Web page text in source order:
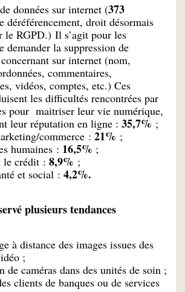
données sur internet (373
déréférencement, droit désormais
le RGPD.) Il s’agit pour les
demander la suppression de
sur internet (nom,
commentaires,
vidéos, comptes, etc.) Ces
les difficultés rencontrées par
pour maitriser leur vie numérique,
leur réputation en ligne : 35,7% ;
commerce : 21% ;
humaines : 16,5% ;
le crédit : 8,9% ;
et social : 4,2%.
plusieurs tendances
à distance des images issues des
;
de caméras dans des unités de soin ;
clients de banques ou de services